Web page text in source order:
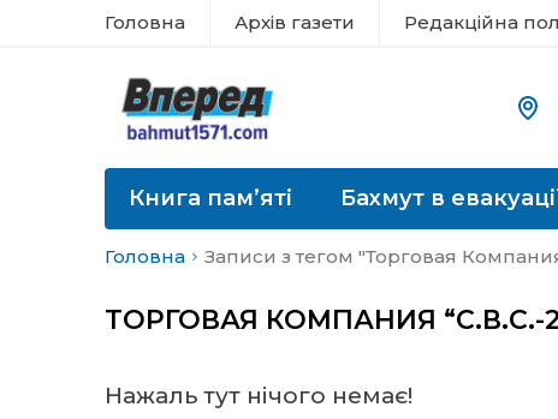
Головна Архів газети Редакційна
Книга пам’яті Бахмут в
Головна Записи з тегом "Торговая
ТОРГОВАЯ КОМПАНИЯ “С.В.С.-
Нажаль тут нічого немає!